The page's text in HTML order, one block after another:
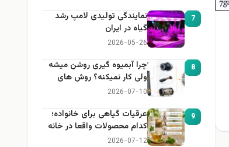
7
نمایندگی تولیدی لامپ رشد
گیاه در ایران
2026-05-26
8
چرا آبمیوه گیری روشن میشه
ولی کار نمیکنه؟ روش های
عیب یابی
2026-07-10
9
عرقیات گیاهی برای خانواده؛
کدام محصولات واقعا در خانه
کاربرد دارند؟
2026-07-12